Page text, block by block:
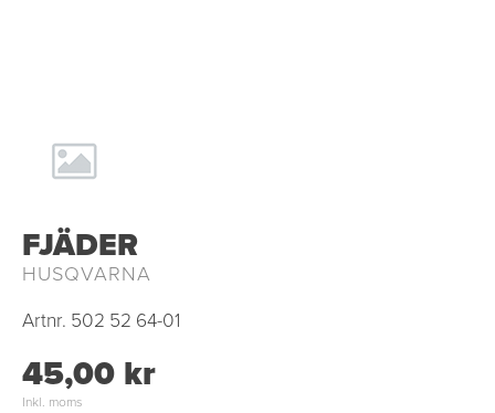
FJÄDER
HUSQVARNA
Artnr. 502 52 64-01
45,00 kr
Inkl. moms